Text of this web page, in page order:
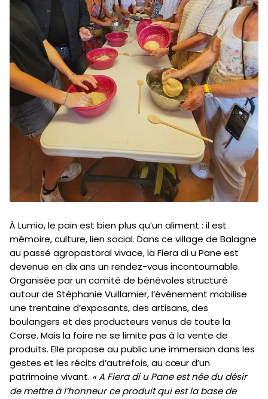
À Lumio, le pain est bien plus qu’un aliment : il est
mémoire, culture, lien social. Dans ce village de Balagne
au passé agropastoral vivace, la Fiera di u Pane est
devenue en dix ans un rendez-vous incontournable.
Organisée par un comité de bénévoles structuré
autour de Stéphanie Vuillamier, l’événement mobilise
une trentaine d’exposants, des artisans, des
boulangers et des producteurs venus de toute la
Corse. Mais la foire ne se limite pas à la vente de
produits. Elle propose au public une immersion dans les
gestes et les récits d’autrefois, au cœur d’un
patrimoine vivant. « A Fiera di u Pane est née du désir
de mettre à l’honneur ce produit qui est la base de